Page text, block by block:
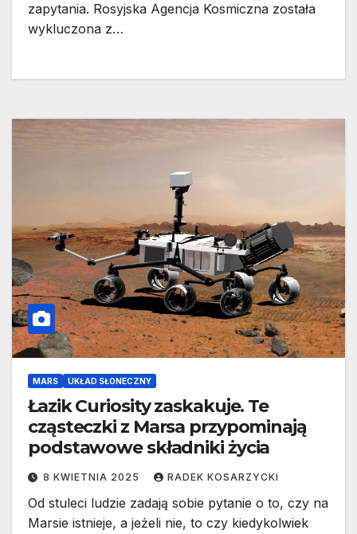
zapytania. Rosyjska Agencja Kosmiczna została
wykluczona z…
MARS UKŁAD SŁONECZNY
Łazik Curiosity zaskakuje. Te
cząsteczki z Marsa przypominają
podstawowe składniki życia
8 KWIETNIA 2025 RADEK KOSARZYCKI
Od stuleci ludzie zadają sobie pytanie o to, czy na
Marsie istnieje, a jeżeli nie, to czy kiedykolwiek